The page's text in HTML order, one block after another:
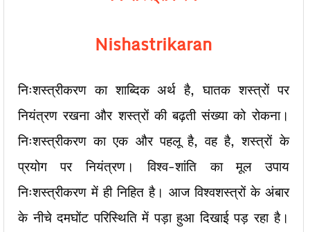
Nishastrikaran
निःशस्त्रीकरण का शाब्दिक अर्थ है, घातक शस्त्रों पर
नियंत्रण रखना और शस्त्रों की बढ़ती संख्या को रोकना।
निःशस्त्रीकरण का एक और पहलू है, वह है, शस्त्रों के
प्रयोग पर नियंत्रण। विश्व-शांति का मूल उपाय
निःशस्त्रीकरण में ही निहित है। आज विश्वशस्त्रों के अंबार
के नीचे दमघोंट परिस्थिति में पड़ा हुआ दिखाई पड़ रहा है।